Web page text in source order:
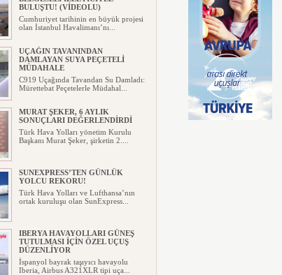
BULUŞTU! (VİDEOLU)
Cumhuriyet tarihinin en büyük projesi
olan İstanbul Havalimanı’nı...
UÇAĞIN TAVANINDAN
DAMLAYAN SUYA PEÇETELİ
MÜDAHALE
C919 Uçağında Tavandan Su Damladı:
Mürettebat Peçetelerle Müdahal...
MURAT ŞEKER, 6 AYLIK
SONUÇLARI DEĞERLENDİRDİ
Türk Hava Yolları yönetim Kurulu
Başkanı Murat Şeker, şirketin 2....
SUNEXPRESS’TEN GÜNLÜK
YOLCU REKORU!
Türk Hava Yolları ve Lufthansa’nın
ortak kuruluşu olan SunExpress...
IBERYA HAVAYOLLARI GÜNEŞ
TUTULMASI İÇİN ÖZEL UÇUŞ
DÜZENLİYOR
İspanyol bayrak taşıyıcı havayolu
Iberia, Airbus A321XLR tipi uça...